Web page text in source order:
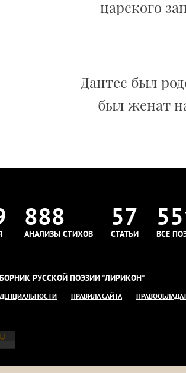
царского
Дантес был
был женат
888
АНАЛИЗЫ СТИХОВ
57
СТАТЬИ ВСЕ
РУССКОЙ ПОЭЗИИ "ЛИРИКОН"
ПРАВИЛА САЙТА